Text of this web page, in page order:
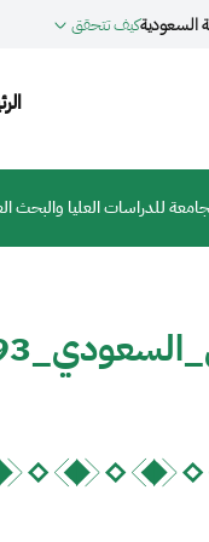
السعوديةكيف تتحقق
للدراسات العليا والبحث